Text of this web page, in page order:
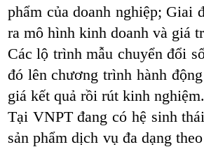
phẩm của doanh nghiệp; Giai
ra mô hình kinh doanh và giá
Các lộ trình mẫu chuyển đổi
đó lên chương trình hành
giá kết quả rồi rút kinh nghiệm.
Tại VNPT đang có hệ sinh
sản phẩm dịch vụ đa dạng